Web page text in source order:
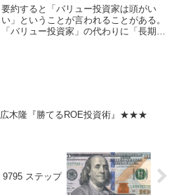
要約すると「バリュー投資家は頭がい
い」ということが言われることがある。
「バリュー投資家」の代わりに「長期投
広木隆『勝てるROE投資術』★★★
9795 ステップ